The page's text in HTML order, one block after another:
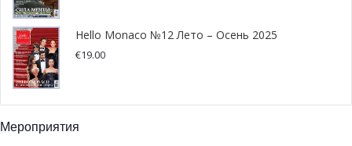
увидеть Сен-Тропе во всей красе, зайти в роскошные
бутики, которыми усыпаны улицы этого
небольшого прибрежного городка, прогуляться в порту,
посетить знаменитое кафе Senequier, которому уже
более 120 лет. А после полуночи отправляемся в клубы,
Hello Monaco №12 Лето – Осень 2025
€19.00
Мероприятия